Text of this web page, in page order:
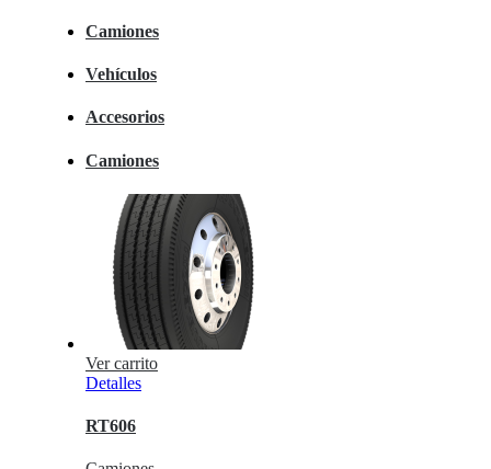
Camiones
Vehículos
Accesorios
Camiones
Ver carrito
Detalles
RT606